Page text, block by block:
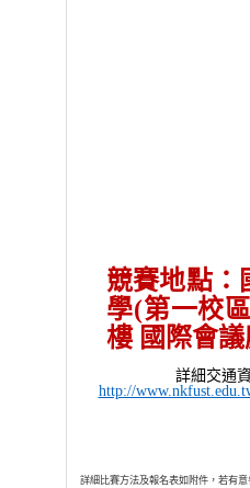
競賽地點：
學(第一校
樓 國際會議
詳細交通
http://
詳細比賽方法及報名表如附件，若有